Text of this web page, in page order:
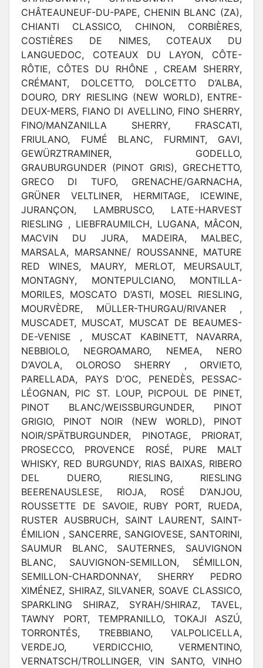
CHÂTEAUNEUF-DU-PAPE, CHENIN BLANC (ZA),
CHIANTI CLASSICO, CHINON, CORBIÈRES,
COSTIÈRES DE NIMES, COTEAUX DU
LANGUEDOC, COTEAUX DU LAYON, CÔTE-
RÔTIE, CÔTES DU RHÔNE , CREAM SHERRY,
CRÉMANT, DOLCETTO, DOLCETTO D’ALBA,
DOURO, DRY RIESLING (NEW WORLD), ENTRE-
DEUX-MERS, FIANO DI AVELLINO, FINO SHERRY,
FINO/MANZANILLA SHERRY, FRASCATI,
FRIULANO, FUMÉ BLANC, FURMINT, GAVI,
GEWÜRZTRAMINER, GODELLO,
GRAUBURGUNDER (PINOT GRIS), GRECHETTO,
GRECO DI TUFO, GRENACHE/GARNACHA,
GRÜNER VELTLINER, HERMITAGE, ICEWINE,
JURANÇON, LAMBRUSCO, LATE-HARVEST
RIESLING , LIEBFRAUMILCH, LUGANA, MÂCON,
MACVIN DU JURA, MADEIRA, MALBEC,
MARSALA, MARSANNE/ ROUSSANNE, MATURE
RED WINES, MAURY, MERLOT, MEURSAULT,
MONTAGNY, MONTEPULCIANO, MONTILLA-
MORILES, MOSCATO D’ASTI, MOSEL RIESLING,
MOURVÈDRE, MÜLLER-THURGAU/RIVANER ,
MUSCADET, MUSCAT, MUSCAT DE BEAUMES-
DE-VENISE , MUSCAT KABINETT, NAVARRA,
NEBBIOLO, NEGROAMARO, NEMEA, NERO
D’AVOLA, OLOROSO SHERRY , ORVIETO,
PARELLADA, PAYS D’OC, PENEDÈS, PESSAC-
LÉOGNAN, PIC ST. LOUP, PICPOUL DE PINET,
PINOT BLANC/WEISSBURGUNDER, PINOT
GRIGIO, PINOT NOIR (NEW WORLD), PINOT
NOIR/SPÄTBURGUNDER, PINOTAGE, PRIORAT,
PROSECCO, PROVENCE ROSÉ, PURE MALT
WHISKY, RED BURGUNDY, RIAS BAIXAS, RIBERO
DEL DUERO, RIESLING, RIESLING
BEERENAUSLESE, RIOJA, ROSÉ D’ANJOU,
ROUSSETTE DE SAVOIE, RUBY PORT, RUEDA,
RUSTER AUSBRUCH, SAINT LAURENT, SAINT-
ÉMILION , SANCERRE, SANGIOVESE, SANTORINI,
SAUMUR BLANC, SAUTERNES, SAUVIGNON
BLANC, SAUVIGNON-SEMILLON, SÉMILLON,
SEMILLON-CHARDONNAY, SHERRY PEDRO
XIMÉNEZ, SHIRAZ, SILVANER, SOAVE CLASSICO,
SPARKLING SHIRAZ, SYRAH/SHIRAZ, TAVEL,
TAWNY PORT, TEMPRANILLO, TOKAJI ASZÚ,
TORRONTÉS, TREBBIANO, VALPOLICELLA,
VERDEJO, VERDICCHIO, VERMENTINO,
VERNATSCH/TROLLINGER, VIN SANTO, VINHO